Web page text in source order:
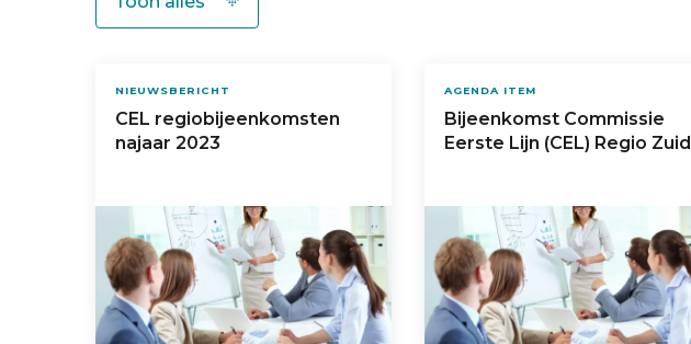
NIEUWSBERICHT
CEL regiobijeenkomsten
najaar 2023
AGENDA ITEM
Bijeenkomst Commissie
Eerste Lijn (CEL) Regio Zuid